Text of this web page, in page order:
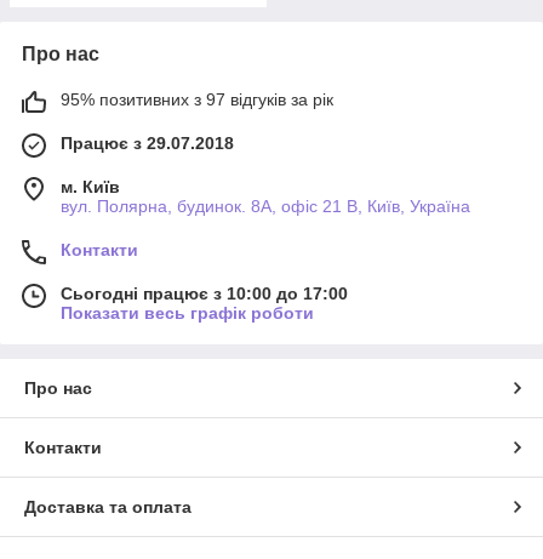
Про нас
95% позитивних з 97 відгуків за рік
Працює з 29.07.2018
м. Київ
вул. Полярна, будинок. 8А, офіс 21 В, Київ, Україна
Контакти
Сьогодні працює з 10:00 до 17:00
Показати весь графік роботи
Про нас
Контакти
Доставка та оплата